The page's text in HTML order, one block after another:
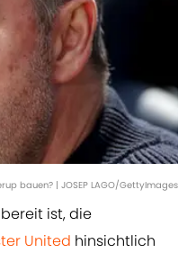
bauen? | JOSEP LAGO/GettyImages
ist, die
United hinsichtlich